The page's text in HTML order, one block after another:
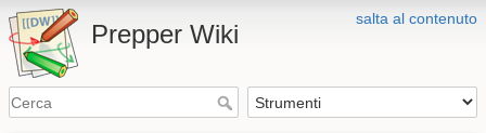
salta al contenuto
Prepper Wiki